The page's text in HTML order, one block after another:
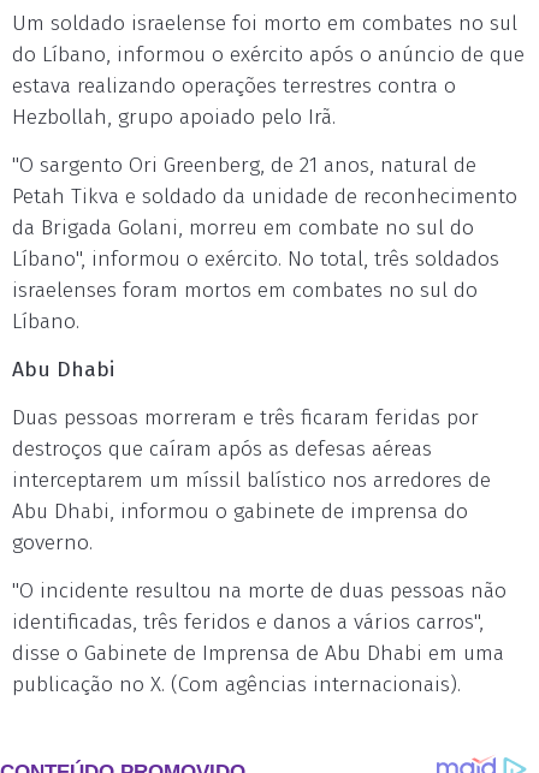
Um soldado israelense foi morto em combates no sul
do Líbano, informou o exército após o anúncio de que
estava realizando operações terrestres contra o
Hezbollah, grupo apoiado pelo Irã.
"O sargento Ori Greenberg, de 21 anos, natural de
Petah Tikva e soldado da unidade de reconhecimento
da Brigada Golani, morreu em combate no sul do
Líbano", informou o exército. No total, três soldados
israelenses foram mortos em combates no sul do
Líbano.
Abu Dhabi
Duas pessoas morreram e três ficaram feridas por
destroços que caíram após as defesas aéreas
interceptarem um míssil balístico nos arredores de
Abu Dhabi, informou o gabinete de imprensa do
governo.
"O incidente resultou na morte de duas pessoas não
identificadas, três feridos e danos a vários carros",
disse o Gabinete de Imprensa de Abu Dhabi em uma
publicação no X. (Com agências internacionais).